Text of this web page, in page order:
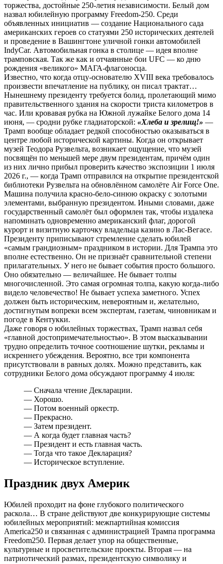
торжества, достойные 250-летия независимости. Белый дом
назвал юбилейную программу Freedom-250. Среди
объявленных инициатив — создание Национального сада
американских героев со статуями 250 исторических деятелей
и проведение в Вашингтоне уличной гонки автомобилей
IndyCar. Автомобильная гонка в столице — идея вполне
трамповская. Так же как и отчаянные бои UFC — ко дню
рождения «великого» МАГА-флагоносца.
Известно, что когда отцу-основателю XVIII века требовалось
произвести впечатление на публику, он писал трактат…
Нынешнему президенту требуется болид, пролетающий мимо
правительственного здания на скорости триста километров в
час. Или кровавая рубка на Южной лужайке Белого дома 14
июня, — сродни рубке гладиаторской: «Хлеба и зрелищ!» —
Трамп вообще обладает редкой способностью оказываться в
центре любой исторической картины. Когда он открывает
музей Теодора Рузвельта, возникает ощущение, что музей
посвящён по меньшей мере двум президентам, причём один
из них лично прибыл проверить качество экспозиции 1 июля
2026 г., — когда Трамп отправился на открытие президентской
библиотеки Рузвельта на обновлённом самолёте Air Force One.
Машина получила красно-бело-синюю окраску с золотыми
элементами, выбранную президентом. Иными словами, даже
государственный самолёт был оформлен так, чтобы издалека
напоминать одновременно американский флаг, дорогой
курорт и визитную карточку владельца казино в Лас-Вегасе.
Президенту приписывают стремление сделать юбилей
«самым грандиозным» праздником в истории. Для Трампа это
вполне естественно. Он не признаёт сравнительной степени
прилагательных. У него не бывает события просто большого.
Оно обязательно — величайшее. Не бывает толпы
многочисленной. Это самая огромная толпа, какую когда-либо
видело человечество! Не бывает успеха заметного. Успех
должен быть историческим, невероятным и, желательно,
достигнутым вопреки всем экспертам, газетам, чиновникам и
погоде в Кентукки.
Даже говоря о юбилейных торжествах, Трамп назвал себя
«главной достопримечательностью». В этом высказывании
трудно определить точное соотношение шутки, рекламы и
искреннего убеждения. Вероятно, все три компонента
присутствовали в равных долях. Можно представить, как
сотрудники Белого дома обсуждают программу 4 июля:
— Сначала чтение Декларации.
— Хорошо.
— Потом военный оркестр.
— Прекрасно.
— Затем президент.
— А когда будет главная часть?
— Президент и есть главная часть.
— Тогда что такое Декларация?
— Историческое вступление.
Праздник двух Америк
Юбилей проходит на фоне глубокого политического
раскола… В стране действуют две конкурирующие системы
юбилейных мероприятий: межпартийная комиссия
America250 и связанная с администрацией Трампа программа
Freedom250. Первая делает упор на общественные,
культурные и просветительские проекты. Вторая — на
патриотический размах, президентскую символику и